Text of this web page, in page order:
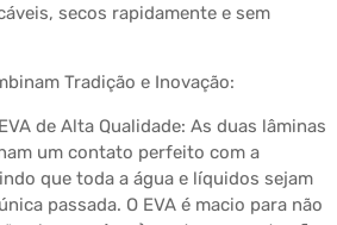
secos rapidamente e sem
Tradição e Inovação:
de Alta Qualidade: As duas lâminas
um contato perfeito com a
que toda a água e líquidos sejam
passada. O EVA é macio para não